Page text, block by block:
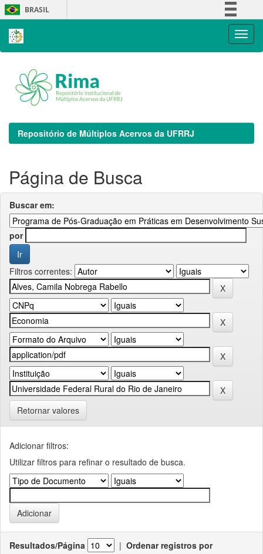
Skip
navigation
BRASIL
Repositório de Múltiplos Acervos da UFRRJ
Página de Busca
Buscar em:
por
Filtros correntes:
Retornar valores
Adicionar filtros:
Utilizar filtros para refinar o resultado de busca.
Resultados/Página | Ordenar registros por